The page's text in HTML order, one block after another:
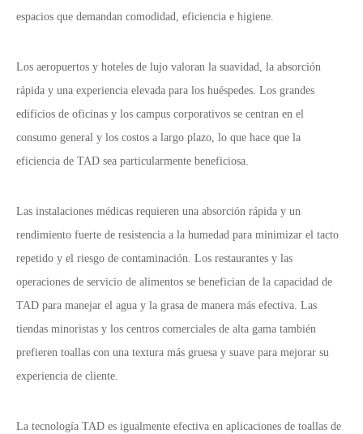
espacios que demandan comodidad, eficiencia e higiene.
Los aeropuertos y hoteles de lujo valoran la suavidad, la absorción
rápida y una experiencia elevada para los huéspedes. Los grandes
edificios de oficinas y los campus corporativos se centran en el
consumo general y los costos a largo plazo, lo que hace que la
eficiencia de TAD sea particularmente beneficiosa.
Las instalaciones médicas requieren una absorción rápida y un
rendimiento fuerte de resistencia a la humedad para minimizar el tacto
repetido y el riesgo de contaminación. Los restaurantes y las
operaciones de servicio de alimentos se benefician de la capacidad de
TAD para manejar el agua y la grasa de manera más efectiva. Las
tiendas minoristas y los centros comerciales de alta gama también
prefieren toallas con una textura más gruesa y suave para mejorar su
experiencia de cliente.
La tecnología TAD es igualmente efectiva en aplicaciones de toallas de